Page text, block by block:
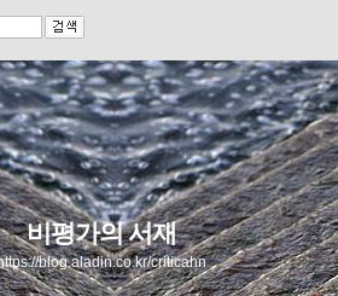
비평가의 서재
blog.aladin.co.kr/criticahn